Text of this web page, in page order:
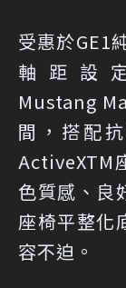
受惠於GE1
軸距設
Mustang
間，搭配
ActiveXTM
色質感、良
座椅平整化
容不迫。